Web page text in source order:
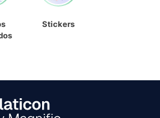
Stickers